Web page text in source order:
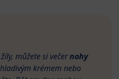
můžete si večernohy
krémem nebo